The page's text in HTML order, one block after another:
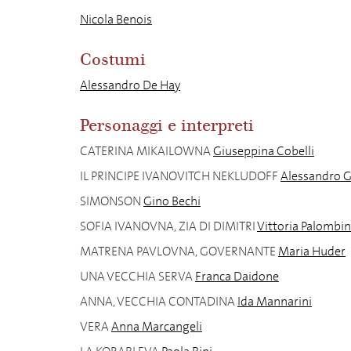
Nicola Benois
Costumi
Alessandro De Hay
Personaggi e interpreti
CATERINA MIKAILOWNAGiuseppina Cobelli
IL PRINCIPE IVANOVITCH NEKLUDOFFAlessandro
SIMONSONGino Bechi
SOFIA IVANOVNA, ZIA DI DIMITRIVittoria
MATRENA PAVLOVNA, GOVERNANTE Maria Huder
UNA VECCHIA SERVAFranca Daidone
ANNA, VECCHIA CONTADINAIda Mannarini
VERAAnna Marcangeli